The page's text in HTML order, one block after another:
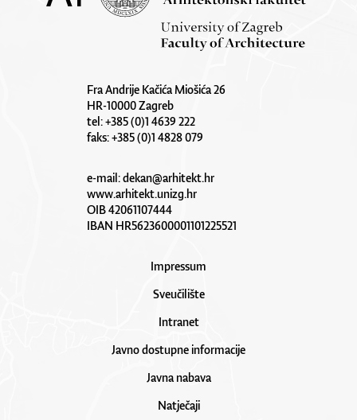
Fra Andrije Kačića Miošića 26
HR-10000 Zagreb
tel: +385 (0)1 4639 222
faks: +385 (0)1 4828 079
e-mail:dekan@arhitekt.hr
www.arhitekt.unizg.hr
OIB 42061107444
IBAN HR5623600001101225521
Impressum
Sveučilište
Intranet
Javno dostupne informacije
Javna nabava
Natječaji